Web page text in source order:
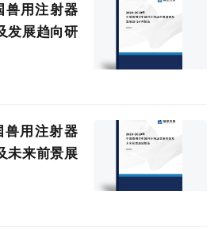
用注射器
发展趋向研
用注射器
未来前景展